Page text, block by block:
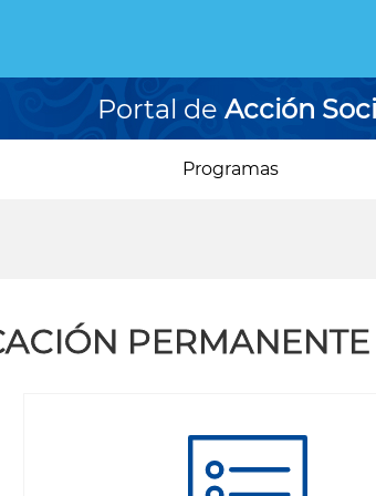
Portal de Acción
Programas
PERMANENTE